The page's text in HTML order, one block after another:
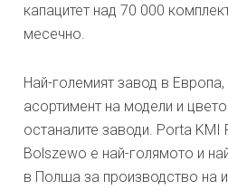
капацитет над 70 000
месечно.
Най-големият завод в Европа,
асортимент на модели и
останалите заводи. Porta
Bolszewo е най-голямото и
в Полша за производство на